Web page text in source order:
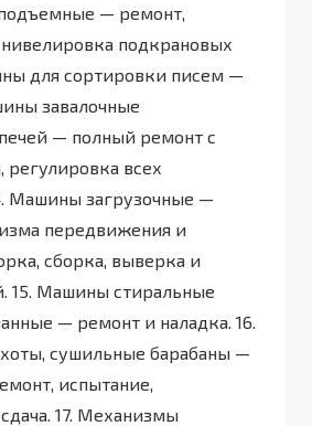
— ремонт,
подкрановых
для сортировки писем —
завалочные
— полный ремонт с
всех
Машины загрузочные —
передвижения и
сборка, выверка и
15. Машины стиральные
— ремонт и наладка. 16.
сушильные барабаны —
испытание,
17. Механизмы